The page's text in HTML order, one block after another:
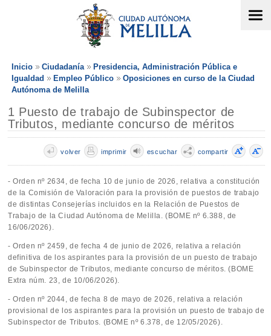
Inicio Ciudadanía
Presidencia, Administración Pública e
Igualdad
Empleo Público
Oposiciones en curso de la Ciudad
Autónoma de Melilla
1 Puesto de trabajo de Subinspector de
Tributos, mediante concurso de méritos
compartir
escuchar
imprimir
volver
- Orden nº 2634, de fecha 10 de junio de 2026, relativa a constitución
de la Comisión de Valoración para la provisión de puestos de trabajo
de distintas Consejerías incluidos en la Relación de Puestos de
Trabajo de la Ciudad Autónoma de Melilla. (BOME nº 6.388, de
16/06/2026).
- Orden nº 2459, de fecha 4 de junio de 2026, relativa a relación
definitiva de los aspirantes para la provisión de un puesto de trabajo
de Subinspector de Tributos, mediante concurso de méritos. (BOME
Extra núm. 23, de 10/06/2026).
- Orden nº 2044, de fecha 8 de mayo de 2026, relativa a relación
provisional de los aspirantes para la provisión un puesto de trabajo de
Subinspector de Tributos. (BOME nº 6.378, de 12/05/2026).